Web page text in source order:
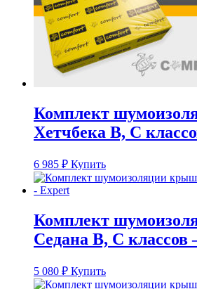
Комплект
Хетчбека B, C
6 985 ₽ Купить
Комплект
Седана B, C
5 080 ₽ Купить